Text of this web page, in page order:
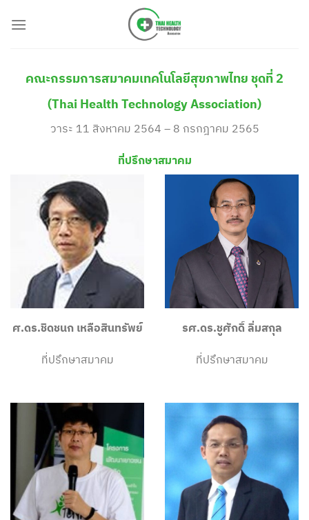
คณะกรรมการสมาคมเทคโนโลยีสุขภาพไทย ชุดที่ 2
(Thai Health Technology Association)
วาระ 11 สิงหาคม 2564 – 8 กรกฎาคม 2565
ที่ปรึกษาสมาคม
ศ.ดร.ชิดชนก เหลือสินทรัพย์
ที่ปรึกษาสมาคม
รศ.ดร.ชูศักดิ์ ลิ่มสกุล
ที่ปรึกษาสมาคม